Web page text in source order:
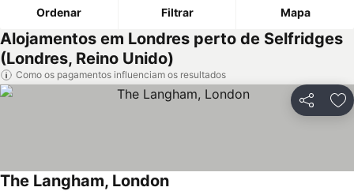
Ordenar Filtrar Mapa
Alojamentos em Londres perto de Selfridges
(Londres, Reino Unido)
Como os pagamentos influenciam os resultados
Partilhar
The Langham, London